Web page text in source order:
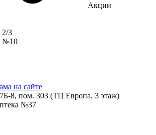
Акции
2/3
№10
на сайте
8, пом. 303 (ТЦ Европа, 3 этаж)
№37